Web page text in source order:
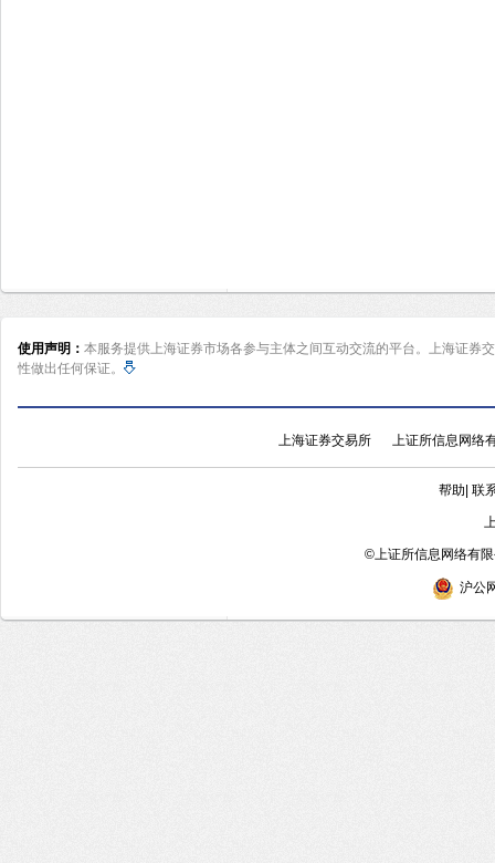
使用声明： 本服务提供上海证券市场各参与主体之间互动交流的平台。上海证券
性做出任何保证。
上海证券交易所 上证所信息网络
帮助| 联
©上证所信息网络有
沪公